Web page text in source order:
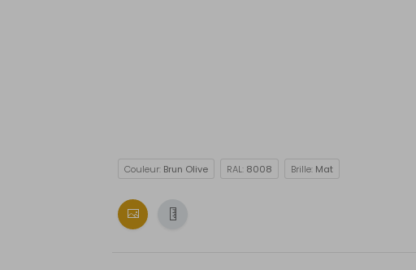
Couleur: Brun Olive RAL: 8008 Brille: Mat